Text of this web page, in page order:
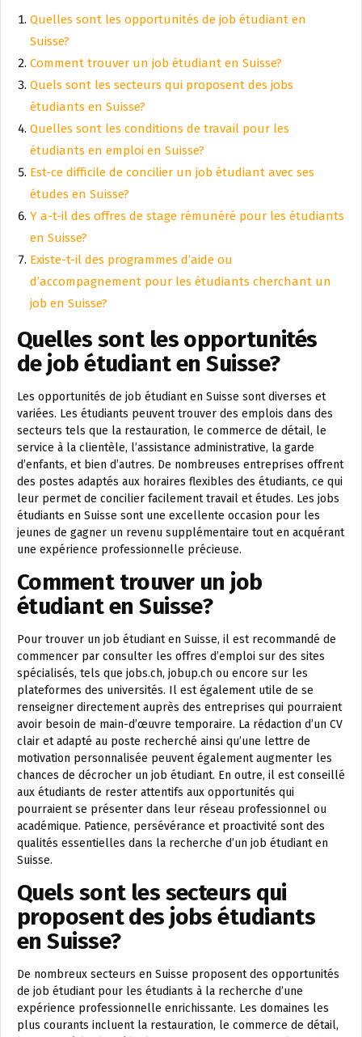
Quelles sont les opportunités de job étudiant en
Suisse?
Comment trouver un job étudiant en Suisse?
Quels sont les secteurs qui proposent des jobs
étudiants en Suisse?
Quelles sont les conditions de travail pour les
étudiants en emploi en Suisse?
Est-ce difficile de concilier un job étudiant avec ses
études en Suisse?
Y a-t-il des offres de stage rémunéré pour les étudiants
en Suisse?
Existe-t-il des programmes d’aide ou
d’accompagnement pour les étudiants cherchant un
job en Suisse?
Quelles sont les opportunités
de job étudiant en Suisse?
Les opportunités de job étudiant en Suisse sont diverses et
variées. Les étudiants peuvent trouver des emplois dans des
secteurs tels que la restauration, le commerce de détail, le
service à la clientèle, l’assistance administrative, la garde
d’enfants, et bien d’autres. De nombreuses entreprises offrent
des postes adaptés aux horaires flexibles des étudiants, ce qui
leur permet de concilier facilement travail et études. Les jobs
étudiants en Suisse sont une excellente occasion pour les
jeunes de gagner un revenu supplémentaire tout en acquérant
une expérience professionnelle précieuse.
Comment trouver un job
étudiant en Suisse?
Pour trouver un job étudiant en Suisse, il est recommandé de
commencer par consulter les offres d’emploi sur des sites
spécialisés, tels que jobs.ch, jobup.ch ou encore sur les
plateformes des universités. Il est également utile de se
renseigner directement auprès des entreprises qui pourraient
avoir besoin de main-d’œuvre temporaire. La rédaction d’un CV
clair et adapté au poste recherché ainsi qu’une lettre de
motivation personnalisée peuvent également augmenter les
chances de décrocher un job étudiant. En outre, il est conseillé
aux étudiants de rester attentifs aux opportunités qui
pourraient se présenter dans leur réseau professionnel ou
académique. Patience, persévérance et proactivité sont des
qualités essentielles dans la recherche d’un job étudiant en
Suisse.
Quels sont les secteurs qui
proposent des jobs étudiants
en Suisse?
De nombreux secteurs en Suisse proposent des opportunités
de job étudiant pour les étudiants à la recherche d’une
expérience professionnelle enrichissante. Les domaines les
plus courants incluent la restauration, le commerce de détail,